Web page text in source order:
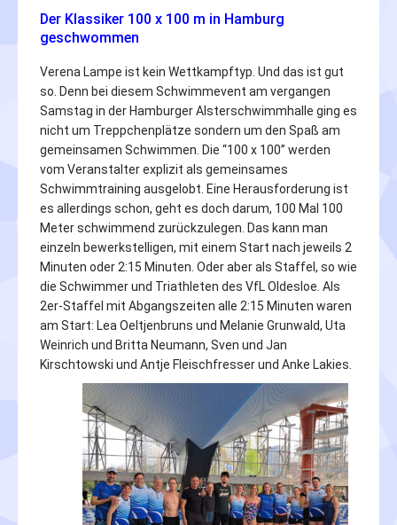
Der Klassiker 100 x 100 m in Hamburg
geschwommen
Verena Lampe ist kein Wettkampftyp. Und das ist gut
so. Denn bei diesem Schwimmevent am vergangen
Samstag in der Hamburger Alsterschwimmhalle ging es
nicht um Treppchenplätze sondern um den Spaß am
gemeinsamen Schwimmen. Die “100 x 100” werden
vom Veranstalter explizit als gemeinsames
Schwimmtraining ausgelobt. Eine Herausforderung ist
es allerdings schon, geht es doch darum, 100 Mal 100
Meter schwimmend zurückzulegen. Das kann man
einzeln bewerkstelligen, mit einem Start nach jeweils 2
Minuten oder 2:15 Minuten. Oder aber als Staffel, so wie
die Schwimmer und Triathleten des VfL Oldesloe. Als
2er-Staffel mit Abgangszeiten alle 2:15 Minuten waren
am Start: Lea Oeltjenbruns und Melanie Grunwald, Uta
Weinrich und Britta Neumann, Sven und Jan
Kirschtowski und Antje Fleischfresser und Anke Lakies.